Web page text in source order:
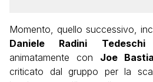
Momento, quello successivo,
Daniele Radini Tedeschi
animatamente con Joe
criticato dal gruppo per la